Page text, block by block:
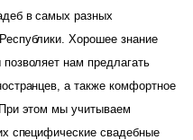
в самых разных
Хорошее знание
нам предлагать
а также комфортное
этом мы учитываем
специфические свадебные